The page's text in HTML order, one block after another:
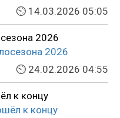
⏲ 14.03.2026 05:05
2026
⏲ 24.02.2026 04:55
к концу